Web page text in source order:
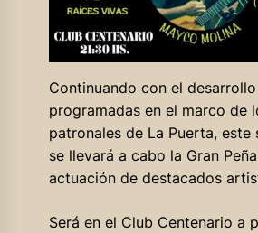
Continuando con el
programadas en el marco de
patronales de La Puerta,
se llevará a cabo la Gran
actuación de destacados
Será en el Club Centenario a